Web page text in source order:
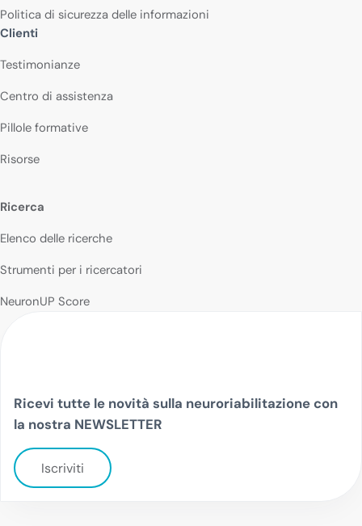
Politica di sicurezza delle informazioni
Clienti
Testimonianze
Centro di assistenza
Pillole formative
Risorse
Ricerca
Elenco delle ricerche
Strumenti per i ricercatori
NeuronUP Score
Ricevi tutte le novità sulla neuroriabilitazione con
la nostra NEWSLETTER
Iscriviti